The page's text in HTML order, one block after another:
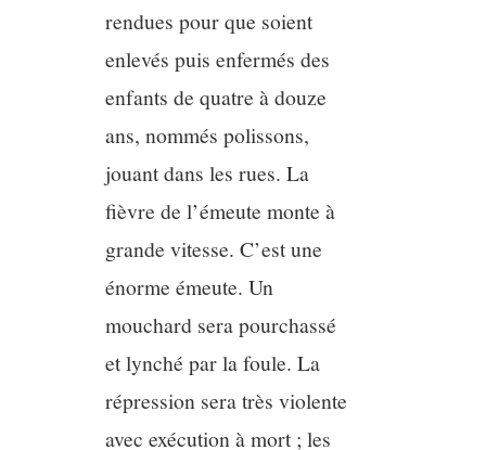
rendues pour que soient
enlevés puis enfermés des
enfants de quatre à douze
ans, nommés polissons,
jouant dans les rues. La
fièvre de l’émeute monte à
grande vitesse. C’est une
énorme émeute. Un
mouchard sera pourchassé
et lynché par la foule. La
répression sera très violente
avec exécution à mort ; les